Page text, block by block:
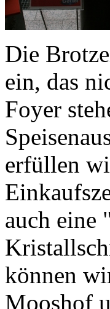
Die
ein, das
Foyer
erfüllen
auch eine
können
Mooshof